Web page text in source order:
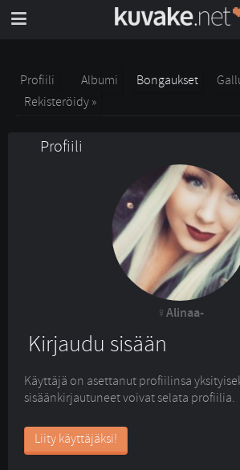
Profiili Albumi Bongaukset
Rekisteröidy »
Profiili
Alinaa-
Kirjaudu sisään
Käyttäjä on asettanut profiilinsa
sisäänkirjautuneet voivat selata profiilia.
Liity käyttäjäksi!